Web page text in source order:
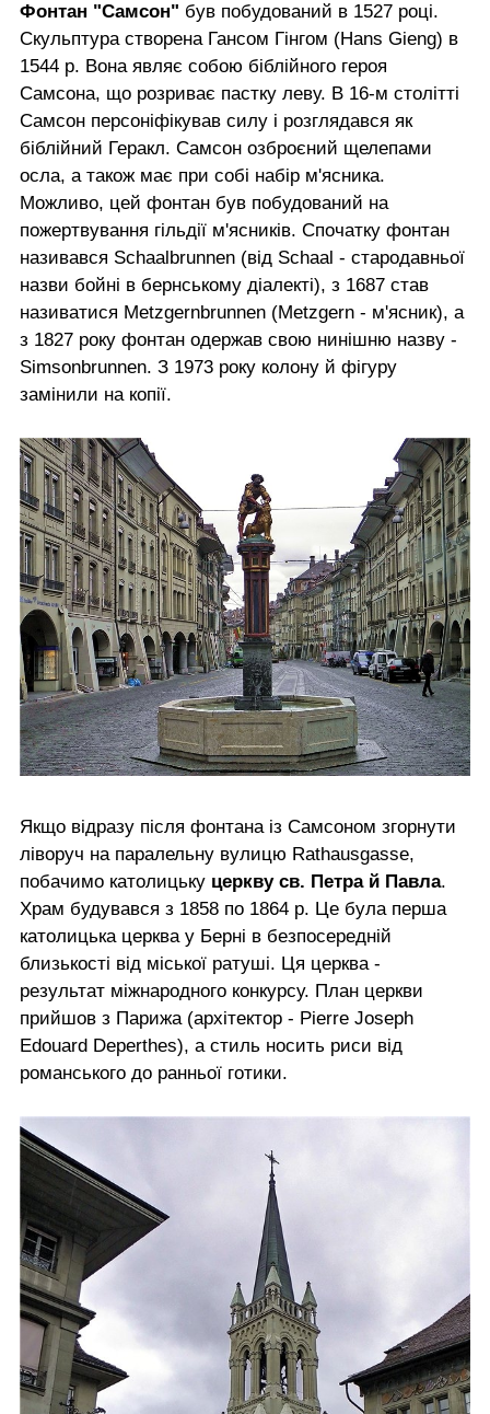
Фонтан "Самсон" був побудований в 1527 році.
Скульптура створена Гансом Гінгом (Hans Gieng) в
1544 р. Вона являє собою біблійного героя
Самсона, що розриває пастку леву. В 16-м столітті
Самсон персоніфікував силу і розглядався як
біблійний Геракл. Самсон озброєний щелепами
осла, а також має при собі набір м'ясника.
Можливо, цей фонтан був побудований на
пожертвування гільдії м'ясників. Спочатку фонтан
називався Schaalbrunnen (від Schaal - стародавньої
назви бойні в бернському діалекті), з 1687 став
називатися Metzgernbrunnen (Metzgern - м'ясник), а
з 1827 року фонтан одержав свою нинішню назву -
Simsonbrunnen. З 1973 року колону й фігуру
замінили на копії.
Якщо відразу після фонтана із Самсоном згорнути
ліворуч на паралельну вулицю Rathausgasse,
побачимо католицьку церкву св. Петра й Павла.
Храм будувався з 1858 по 1864 р. Це була перша
католицька церква у Берні в безпосередній
близькості від міської ратуші. Ця церква -
результат міжнародного конкурсу. План церкви
прийшов з Парижа (архітектор - Pierre Joseph
Edouard Deperthes), а стиль носить риси від
романського до ранньої готики.